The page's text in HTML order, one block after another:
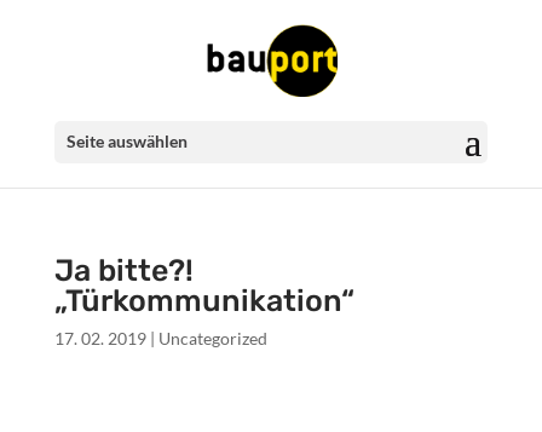
Seite auswählen
Ja bitte?!
„Türkommunikation“
17. 02. 2019| Uncategorized